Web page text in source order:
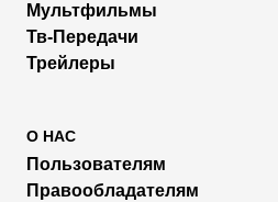
Мультфильмы
Тв-Передачи
Трейлеры
О НАС
Пользователям
Правообладателям